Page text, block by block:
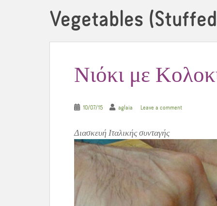
Vegetables
Νιόκι με
10/07/15 aglaia Leave a comment
Διασκευή Ιταλικής συνταγής